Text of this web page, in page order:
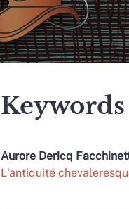
Aurore Dericq
L'antiquité